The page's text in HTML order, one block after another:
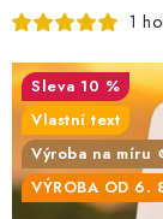
KUCHYŇSKÉ
DEKORACE
PŘÍLEŽITOSTI
MATERIÁLY A
1
10 %
Vlastní text
Výroba na míru
VÝROBA OD 6.